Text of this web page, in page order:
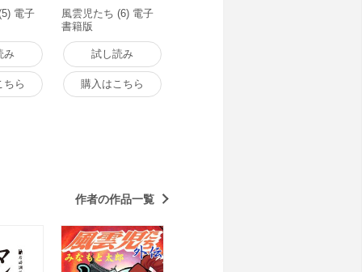
電子
み
ちら
風雲児たち (6) 電子
書籍版
試し読み
購入はこちら
作者の作品一覧